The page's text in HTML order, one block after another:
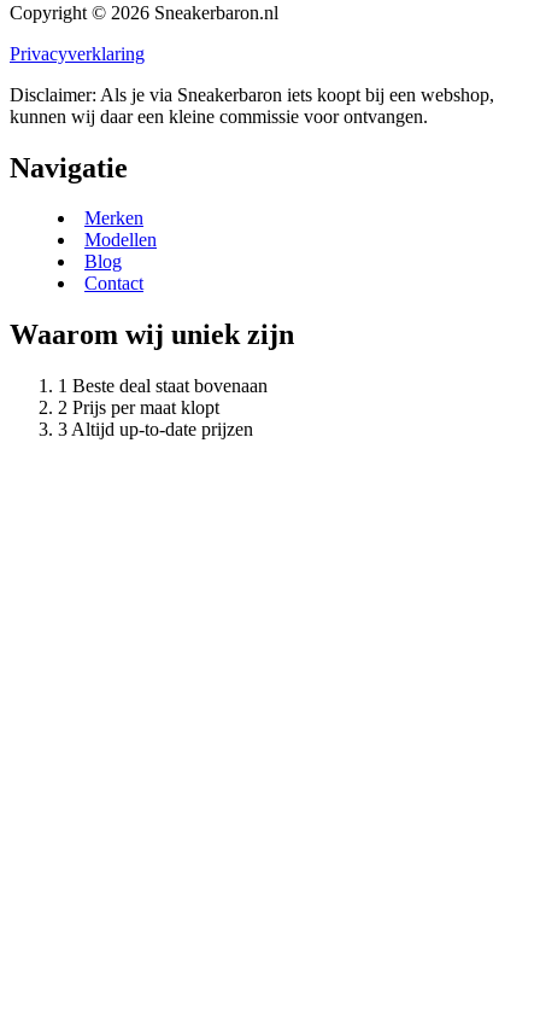
Copyright © 2026 Sneakerbaron.nl
Privacyverklaring
Disclaimer: Als je via Sneakerbaron iets koopt bij een webshop,
kunnen wij daar een kleine commissie voor ontvangen.
Navigatie
Merken
Modellen
Blog
Contact
Waarom wij uniek zijn
Beste deal staat bovenaan
Prijs per maat klopt
Altijd up-to-date prijzen